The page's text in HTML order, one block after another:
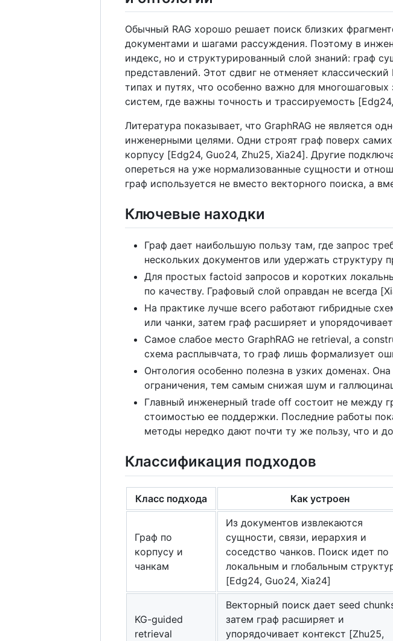
Обычный RAG хорошо решает поиск близких
документами и шагами рассуждения. Поэтому в
индекс, но и структурированный слой знаний: граф
представлений. Этот сдвиг не отменяет
типах и путях, что особенно важно для
систем, где важны точность и трассируемость
Литература показывает, что GraphRAG не является
инженерными целями. Одни строят граф поверх
корпусу [Edg24, Guo24, Zhu25, Xia24]. Другие
опереться на уже нормализованные сущности и
граф используется не вместо векторного поиска, а
Ключевые находки
Граф дает наибольшую пользу там, где запрос
нескольких документов или удержать структуру
Для простых factoid запросов и коротких
по качеству. Графовый слой оправдан не всегда
На практике лучше всего работают гибридные
или чанки, затем граф расширяет и
Самое слабое место GraphRAG не retrieval, а
схема расплывчата, то граф лишь формализует
Онтология особенно полезна в узких доменах.
ограничения, тем самым снижая шум и
Главный инженерный trade off состоит не между
стоимостью ее поддержки. Последние работы
методы нередко дают почти ту же пользу, что и
Классификация подходов
Класс подхода Как устроен
Граф по
корпусу и
чанкам
Из документов извлекаются
сущности, связи, иерархия и
соседство чанков. Поиск идет по
локальным и глобальным
[Edg24, Guo24, Xia24]
KG-guided
retrieval
Векторный поиск дает seed
затем граф расширяет и
упорядочивает контекст [Zhu25,